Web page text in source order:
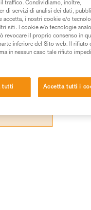
di
queste
sicurezza,
non
il traffico. Condividiamo, inoltre,
di servizi di analisi dei dati,
accetta, i nostri cookie e/o
siti. I cookie e/o tecnologie
revocare il proprio consenso in
inferiore del Sito web. Il rifiuto
in nessun caso tale rifiuto
tutti Accetta tutti i